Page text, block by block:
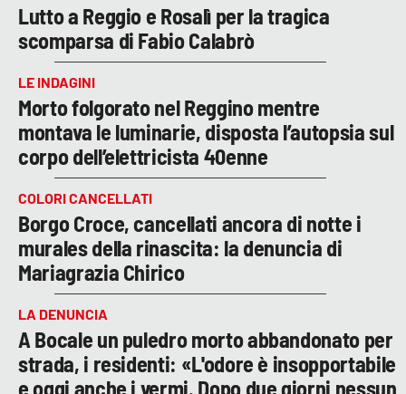
Lutto a Reggio e Rosalì per la tragica
scomparsa di Fabio Calabrò
LE INDAGINI
Morto folgorato nel Reggino mentre
montava le luminarie, disposta l’autopsia sul
corpo dell’elettricista 40enne
COLORI CANCELLATI
Borgo Croce, cancellati ancora di notte i
murales della rinascita: la denuncia di
Mariagrazia Chirico
LA DENUNCIA
A Bocale un puledro morto abbandonato per
strada, i residenti: «L'odore è insopportabile
e oggi anche i vermi. Dopo due giorni nessun